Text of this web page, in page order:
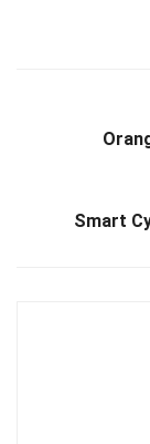
Smart